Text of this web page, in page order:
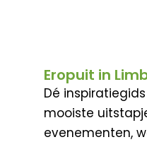
Eropuit in
Dé
mooiste
evenementen,